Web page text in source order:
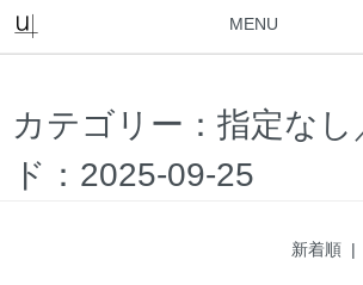
MENU
カテゴリー：指定なし
ド：2025-09-25
新着順 |